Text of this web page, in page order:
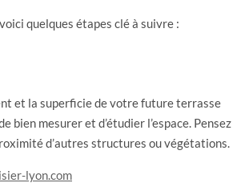
quelques étapes clé à suivre :
et la superficie de votre future terrasse
mesurer et d’étudier l’espace. Pensez
d’autres structures ou végétations.
lyon.com